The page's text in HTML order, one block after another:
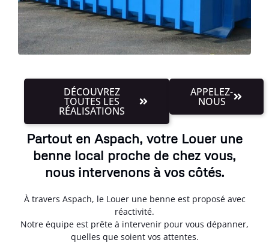
DÉCOUVREZ
TOUTES LES
RÉALISATIONS
APPELEZ-
NOUS
Partout en Aspach, votre Louer une
benne local proche de chez vous,
nous intervenons à vos côtés.
À travers Aspach, le Louer une benne est proposé avec
réactivité.
Notre équipe est prête à intervenir pour vous dépanner,
quelles que soient vos attentes.